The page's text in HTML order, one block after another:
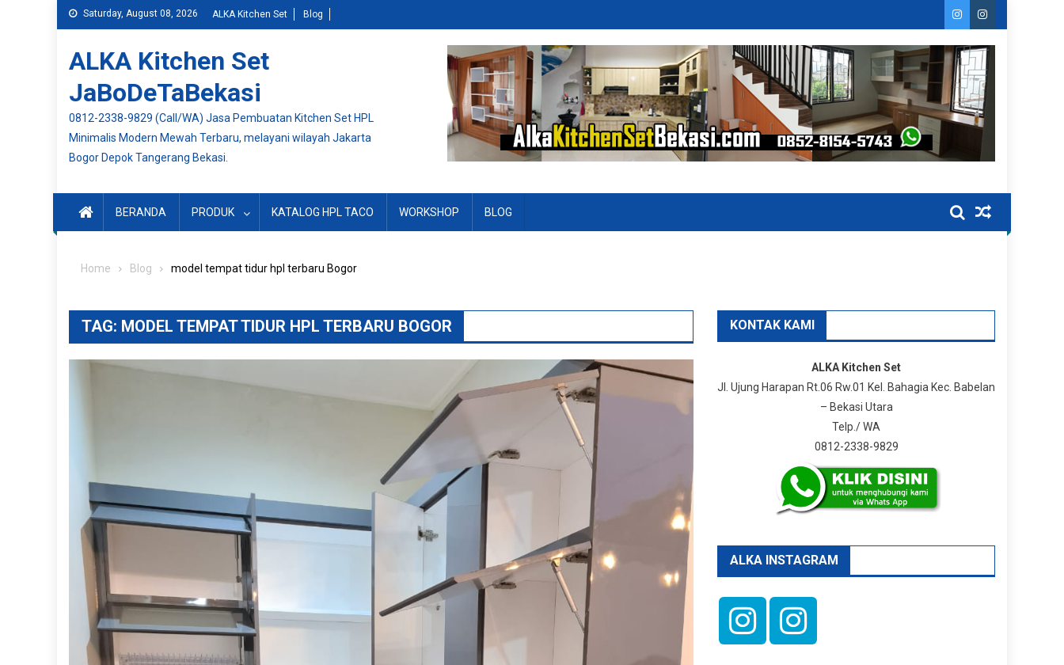
Saturday, August 08, 2026 ALKA Kitchen Set Blog
ALKA Kitchen Set
JaBoDeTaBekasi
0812-2338-9829 (Call/WA) Jasa Pembuatan Kitchen Set HPL
Minimalis Modern Mewah Terbaru, melayani wilayah Jakarta
Bogor Depok Tangerang Bekasi.
BERANDA PRODUK KATALOG HPL TACO WORKSHOP BLOG
Home Blog model tempat tidur hpl terbaru Bogor
TAG: MODEL TEMPAT TIDUR HPL TERBARU BOGOR KONTAK KAMI
ALKA Kitchen Set
Jl. Ujung Harapan Rt.06 Rw.01 Kel. Bahagia Kec. Babelan
– Bekasi Utara
Telp./ WA
0812-2338-9829
ALKA INSTAGRAM